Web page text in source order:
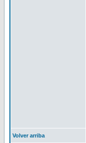
Volver arriba